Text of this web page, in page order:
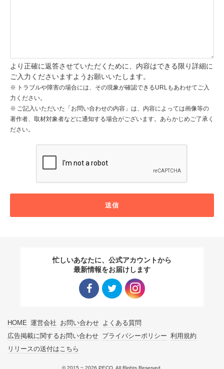
より正確に返答させていただくために、内容はできる限り詳細に
ご入力くださいますようお願いいたします。
トラブルや障害の場合には、その現象が確認できるURLもあわせてご入
力ください。
ご記入いただいた「お問い合わせの内容」は、内容によっては画像等の
著作者、取材対象者などに通知する場合がございます。あらかじめご了承く
ださい。
送信
忙しいあなたに、公式アカウントから
最新情報をお届けします
HOME 運営会社 お問い合わせ よくある質問
広告掲載に関するお問い合わせ プライバシーポリシー 利用規約
リリースの送付はこちら
© 2015 ~ 2026 PECO. All Rights Reserved.